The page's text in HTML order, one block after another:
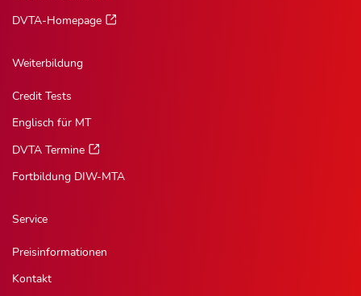
DVTA-Homepage
Weiterbildung
Credit Tests
Englisch für MT
DVTA Termine
Fortbildung DIW-MTA
Service
Preisinformationen
Kontakt